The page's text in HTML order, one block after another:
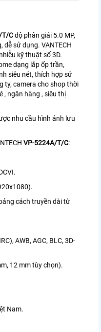
T/Cđộ phân giải 5.0 MP,
dễ sử dụng. VANTECH
kỹ thuật số 3D.
dạng lắp ốp trần,
siêu nét, thích hợp sử
ty, camera cho shop thời
, ngân hàng , siêu thị
nhu cầu hình ảnh lưu
VP-5224A/T/C:
cách truyền dài từ
AWB, AGC, BLC, 3D-
12 mm tùy chọn).
Nam.